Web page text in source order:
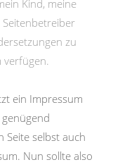
Kind, meine
Seitenbetreiber
zu
verfügen.
ein Impressum
Seite selbst auch
Nun sollte also